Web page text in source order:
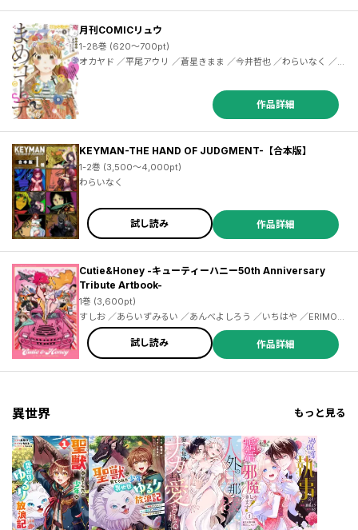
／島崎譲 ／鳴見なる ／オノタケオ ／齋藤崚河 ／フロントウイング ／廣瀬周 ／ひよどり祥子 ／クール教信者 ／海月れおな ／高河ゆん ／守月史貴 ／野上武志 ／かたやままこと ／稲光伸二 ／柚木Ｎ’ ／Ｃｕｖｉｅ ／山田一文 ／いわや晃 ／愛田ぱん ／田口央斗 ／木村隆志 ／二ノ瀬泰徳 ／フィリップ・Ｎ・モーゼズ ／綱島志朗 ／新島秋一 ／島田荘司 ／フクイタクミ ／落合亮太 ／甘煮付鰯 ／関野四郎 ／チャイナさん ／中田ゆみ ／ＤＣＣＯＭＩＣＳ ／来木要 ／あかいひげお ／藤澤勇希 ／高遠るい ／小池一夫 ／ふじたみき ／岡崎つぐお ／山田Ｊ太
月刊COMICリュウ
1-28巻 (620～700pt)
オカヤド ／平尾アウリ ／蒼星きまま ／今井哲也 ／わらいなく ／山西正則 ／ななせ悠 ／浦部はいむ ／梅木泰祐 ／橋本花鳥 ／奥嶋ひろまさ ／小野中彰大 ／下待迎子 ／村山慶 ／いけ ／鮭夫 ／安堂維子里 ／由里華三夫 ／星川ちどり ／筒井秀行 ／アンドーミチタカ ／ＣＯＭＩＣリュウ編集部 ／ノブヨシ侍 ／ぴのきみまる ／宮部サチ ／脇田茜 ／藤田里奈 ／梶尾真治 ／鶴田謙二 ／長谷川絢也 ／三ツ沢大介 ／佐伊村司 ／西島黎 ／浅岡キョウジ ／雪本愁二 ／東冬 ／梶山浩 ／背川昇 ／新盤 ／新堂みやび
作品詳細
KEYMAN-THE HAND OF JUDGMENT-【合本版】
1-2巻 (3,500～4,000pt)
わらいなく
試し読み 作品詳細
Cutie&Honey -キューティーハニー50th Anniversary
Tribute Artbook-
1巻 (3,600pt)
すしお ／あらいずみるい ／あんべよしろう ／いちはや ／ERIMO ／０２９ ／くきは ／黒井ススム ／クロがねや ／ゴトー ／ことぶきつかさ ／40原 ／しんいし智歩 ／千種みのり ／ＴＮＳＫ ／中西達哉 ／ＮＯＣＯ ／ぴこぴこぐらむ ／左 ／magodesu ／ようか ／陽子 ／よむ ／risumi ／Ryota ／Blue_Gk ／Akito ／ウンツエ ／大空若葉 ／片瀬ぼの ／ぎばちゃん ／コノシロしんこ ／さがら梨々 ／しの ／じょぶじゅん。 ／すめらぎ琥珀 ／滝美梨香 ／津路参汰 ／トモゼロ ／NaBaBa
試し読み 作品詳細
異世界 もっと見る